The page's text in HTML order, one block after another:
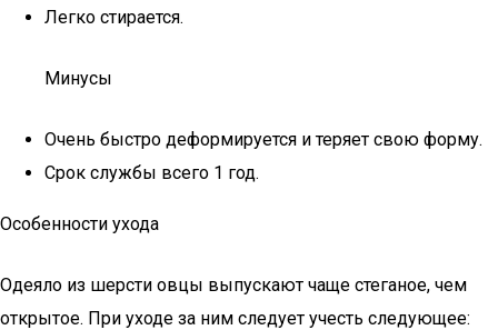
Легко стирается.
Минусы
Очень быстро деформируется и теряет свою форму.
Срок службы всего 1 год.
Особенности ухода
Одеяло из шерсти овцы выпускают чаще стеганое, чем
открытое. При уходе за ним следует учесть следующее: